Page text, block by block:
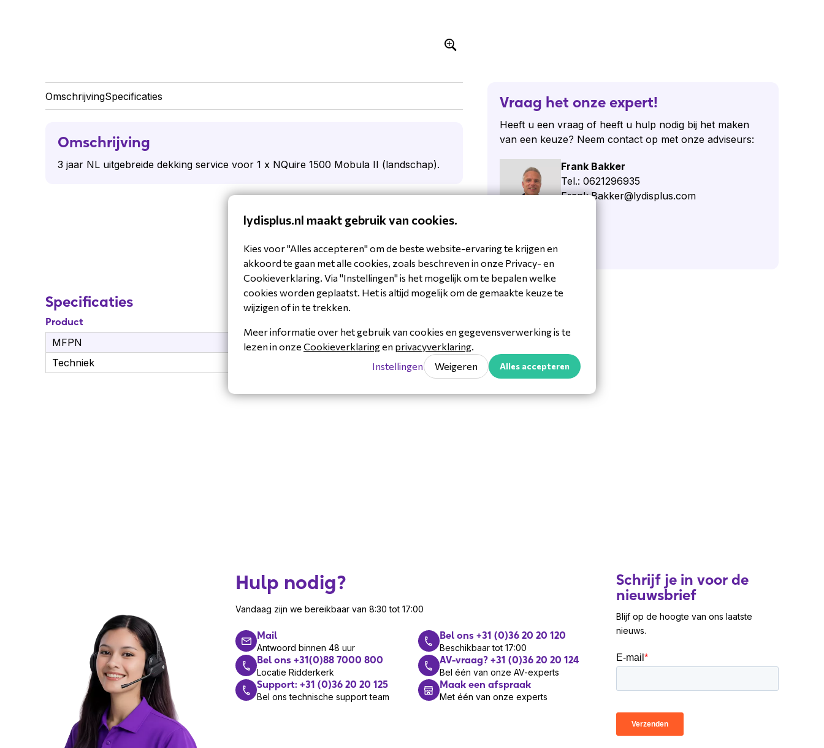
OmschrijvingSpecificaties
Omschrijving
3 jaar NL uitgebreide dekking service voor 1 x NQuire 1500 Mobula II (landschap).
Vraag het onze expert!
Heeft u een vraag of heeft u hulp nodig bij het maken
van een keuze? Neem contact op met onze adviseurs:
Frank Bakker
Tel.: 0621296935
Frank.Bakker@lydisplus.com
Stel een vraag
Specificaties
Product
MFPN
SVCNQ15-7SL3Y
Techniek
Hulp nodig?
Vandaag zijn we bereikbaar van 8:30 tot 17:00
Mail
Antwoord binnen 48 uur
Bel ons +31 (0)36 20 20 120
Beschikbaar tot 17:00
Bel ons +31(0)88 7000 800
Locatie Ridderkerk
AV-vraag? +31 (0)36 20 20 124
Bel één van onze AV-experts
Support: +31 (0)36 20 20 125
Bel ons technische support team
Maak een afspraak
Met één van onze experts
Schrijf je in voor de
nieuwsbrief
Blijf op de hoogte van ons laatste
nieuws.
lydisplus.nl maakt gebruik van cookies.
Kies voor "Alles accepteren" om de beste website-ervaring te krijgen en
akkoord te gaan met alle cookies, zoals beschreven in onze Privacy- en
Cookieverklaring. Via "Instellingen" is het mogelijk om te bepalen welke
cookies worden geplaatst. Het is altijd mogelijk om de gemaakte keuze te
wijzigen of in te trekken.
Meer informatie over het gebruik van cookies en gegevensverwerking is te
lezen in onze Cookieverklaringen privacyverklaring
Instellingen
Weigeren Alles accepteren